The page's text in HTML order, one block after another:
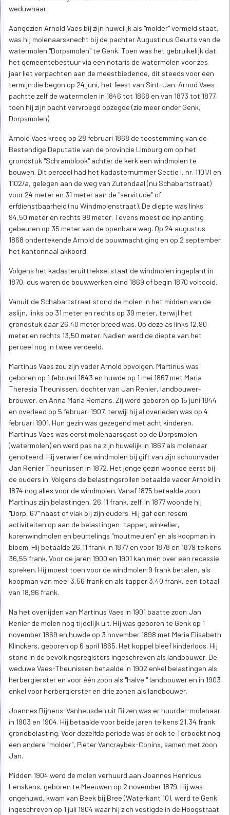
weduwnaar.
Aangezien Arnold Vaes bij zijn huwelijk als "molder" vermeld staat,
was hij molenaarsknecht bij de pachter Augustinus Geurts van de
watermolen "Dorpsmolen" te Genk. Toen was het gebruikelijk dat
het gemeentebestuur via een notaris de watermolen voor zes
jaar liet verpachten aan de meestbiedende, dit steeds voor een
termijn die begon op 24 juni, het feest van Sint-Jan. Arnod Vaes
pachtte zelf de watermolen in 1846 tot 1868 en van 1873 tot 1877,
toen hij zijn pacht vervroegd opzegde (zie meer onder Genk,
Dorpsmolen).
Arnold Vaes kreeg op 28 februari 1868 de toestemming van de
Bestendige Deputatie van de provincie Limburg om op het
grondstuk "Schramblook" achter de kerk een windmolen te
bouwen. Dit perceel had het kadasternummer Sectie I, nr. 1101/l en
1102/a, gelegen aan de weg van Zutendaal (nu Schabartstraat)
voor 24 meter en 31 meter aan de "servitude" of
erfdienstbaarheid (nu Windmolenstraat). De diepte was links
94,50 meter en rechts 98 meter. Tevens moest de inplanting
gebeuren op 35 meter van de openbare weg. Op 24 augustus
1868 ondertekende Arnold de bouwmachtiging en op 2 september
het kantonnaal akkoord.
Volgens het kadasteruittreksel staat de windmolen ingeplant in
1870, dus waren de bouwwerken eind 1869 of begin 1870 voltooid.
Vanuit de Schabartstraat stond de molen in het midden van de
aslijn, links op 31 meter en rechts op 39 meter, terwijl het
grondstuk daar 26,40 meter breed was. Op deze as links 12,90
meter en rechts 13,50 meter. Nadien werd de diepte van het
perceel nog in twee verdeeld.
Martinus Vaes zou zijn vader Arnold opvolgen. Martinus was
geboren op 1 februari 1843 en huwde op 1 mei 1867 met Maria
Theresia Theunissen, dochter van Jan Renier, landbouwer-
brouwer, en Anna Maria Remans. Zij werd geboren op 15 juni 1844
en overleed op 5 februari 1907, terwijl hij al overleden was op 4
februari 1901. Hun gezin was gezegend met acht kinderen.
Martinus Vaes was eerst molenaarsgast op de Dorpsmolen
(watermolen) en werd pas na zijn huwelijk in 1867 als molenaar
genoteerd. Hij verwierf de windmolen bij gift van zijn schoonvader
Jan Renier Theunissen in 1872. Het jonge gezin woonde eerst bij
de ouders in. Volgens de belastingsrollen betaalde vader Arnold in
1874 nog alles voor de windmolen. Vanaf 1875 betaalde zoon
Martinus zijn belastingen, 26,11 frank, zelf. In 1877 woonde hij
"Dorp, 67" naast of vlak bij zijn ouders. Hij gaf een resem
activiteiten op aan de belastingen: tapper, winkelier,
korenwindmolen en beurtelings "moutmeulen" en als koopman in
bloem. Hij betaalde 26,11 frank in 1877 en voor 1878 en 1879 telkens
36,55 frank. Voor de jaren 1900 en 1901 kan men over een recessie
spreken. Hij moest toen voor de windmolen 9 frank betalen, als
koopman van meel 3,56 frank en als tapper 3,40 frank, een totaal
van 18,96 frank.
Na het overlijden van Martinus Vaes in 1901 baatte zoon Jan
Renier de molen nog tijdelijk uit. Hij was geboren te Genk op 1
november 1869 en huwde op 3 november 1898 met Maria Elisabeth
Klinckers, geboren op 6 april 1865. Het koppel bleef kinderloos. Hij
stond in de bevolkingsregisters ingeschreven als landbouwer. De
weduwe Vaes-Theunissen betaalde in 1902 enkel belastingen als
herbergierster en voor één zoon als "halve " landbouwer en in 1903
enkel voor herbergierster en drie zonen als landbouwer.
Joannes Bijnens-Vanheusden uit Bilzen was er huurder-molenaar
in 1903 en 1904. Hij betaalde voor beide jaren telkens 21,34 frank
grondbelasting. Voor dezelfde periode was er ook te Terboekt nog
een andere "molder", Pieter Vancraybex-Coninx, samen met zoon
Jan.
Midden 1904 werd de molen verhuurd aan Joannes Henricus
Lenskens, geboren te Meeuwen op 2 november 1879. Hij was
ongehuwd, kwam van Beek bij Bree (Waterkant 10), werd te Genk
ingeschreven op 1 juli 1904 waar hij zich vestigde in de Hoogstraat